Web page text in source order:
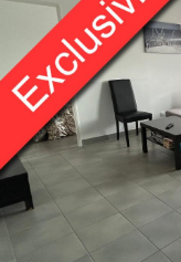
LE
HAVRE
(76600)